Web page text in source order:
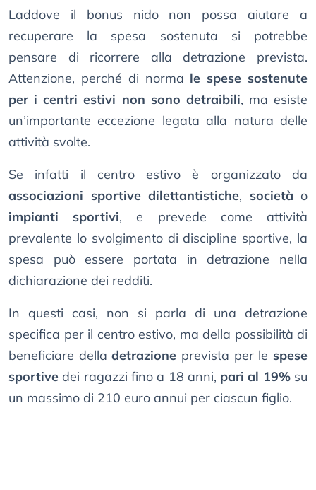
Laddove il bonus nido non possa aiutare a
recuperare la spesa sostenuta si potrebbe
pensare di ricorrere alla detrazione prevista.
Attenzione, perché di norma le spese sostenute
per i centri estivi non sono detraibili, ma esiste
un’importante eccezione legata alla natura delle
attività svolte.
Se infatti il centro estivo è organizzato da
associazioni sportive dilettantistiche, società o
impianti sportivi, e prevede come attività
prevalente lo svolgimento di discipline sportive, la
spesa può essere portata in detrazione nella
dichiarazione dei redditi.
In questi casi, non si parla di una detrazione
specifica per il centro estivo, ma della possibilità di
beneficiare delladetrazione prevista per le spese
sportive dei ragazzi fino a 18 anni, pari al 19%su
un massimo di 210 euro annui per ciascun figlio.